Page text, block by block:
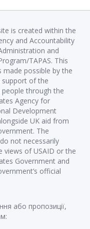
is created within the
and Accountability
and
TAPAS. This
made possible by the
support of the
people through the
Agency for
Development
UK aid from
The
not necessarily
views of USAID or the
Government and
official
або пропозиції,